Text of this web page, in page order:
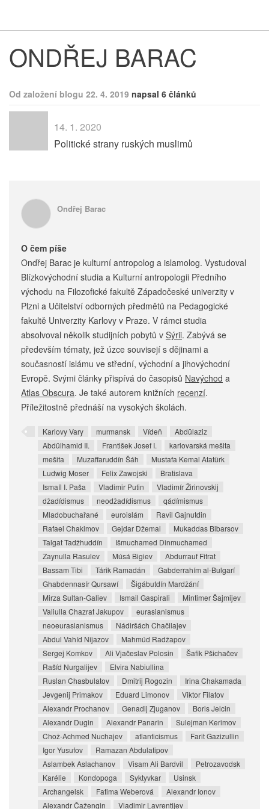
ONDŘEJ BARAC
Od založení blogu 22. 4. 2019 napsal 6 článků
14. 1. 2020
Politické strany ruských muslimů
Ondřej Barac
O čem píše
Ondřej Barac je kulturní antropolog a islamolog. Vystudoval
Blízkovýchodní studia a Kulturní antropologii Předního
východu na Filozofické fakultě Západočeské univerzity v
Plzni a Učitelství odborných předmětů na Pedagogické
fakultě Univerzity Karlovy v Praze. V rámci studia
absolvoval několik studijních pobytů v Sýrii. Zabývá se
především tématy, jež úzce souvisejí s dějinami a
současností islámu ve střední, východní a jihovýchodní
Evropě. Svými články přispívá do časopisů Navýchod a
Atlas Obscura. Je také autorem knižních recenzí.
Příležitostně přednáší na vysokých školách.
Karlovy Vary murmansk Vídeň
Abdülaziz
Abdülhamid II.
František Josef I.
karlovarská mešita
mešita
Muzaffaruddín Šáh
Mustafa Kemal Atatürk
Ludwig Moser
Felix Zawojski
Bratislava
Ismaíl I. Paša
Vladimir Putin
Vladimír Žirinovskij
džadídismus
neodžadídismus
qádímismus
Mladobuchařané
euroislám
Ravil Gajnutdin
Rafael Chakimov
Gejdar Džemal
Mukaddas Bibarsov
Talgat Tadžhuddín
Išmuchamed Dinmuchamed
Zaynulla Rasulev
Músá Bigiev
Abdurrauf Fitrat
Bassam Tibi
Tárik Ramadán
Gabderrahím al-Bulgarí
Ghabdennasír Qursawí
Šigábutdín Mardžání
Mirza Sultan-Galiev
Ismail Gaspirali
Mintimer Šajmijev
Valiulla Chazrat Jakupov
eurasianismus
neoeurasianismus
Nádiršách Chačilajev
Abdul Vahíd Nijazov
Mahmúd Radžapov
Sergej Komkov
Ali Vjačeslav Polosin
Šafik Pšichačev
Rašíd Nurgalijev
Elvira Nabiullina
Ruslan Chasbulatov
Dmitrij Rogozin
Irina Chakamada
Jevgenij Primakov
Eduard Limonov
Viktor Filatov
Alexandr Prochanov
Genadij Zjuganov
Boris Jelcin
Alexandr Dugin
Alexandr Panarin
Sulejman Kerimov
Chož-Achmed Nuchajev
atlanticismus
Farit Gazizullin
Igor Yusufov
Ramazan Abdulatipov
Aslambek Aslachanov
Visam Ali Bardvil
Petrozavodsk
Karélie
Kondopoga Syktyvkar
Usinsk
Archangelsk
Fatima Weberová
Alexandr Ionov
Alexandr Čažengin
Vladimir Lavrentijev